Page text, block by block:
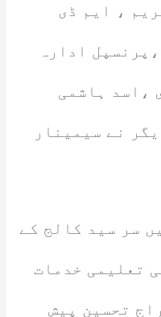
، ایم ڈی
ادارہ
،اسد ہاشمی
نے سیمینار
سر سید کالج کے
تعلیمی خدمات
تحسین پیش